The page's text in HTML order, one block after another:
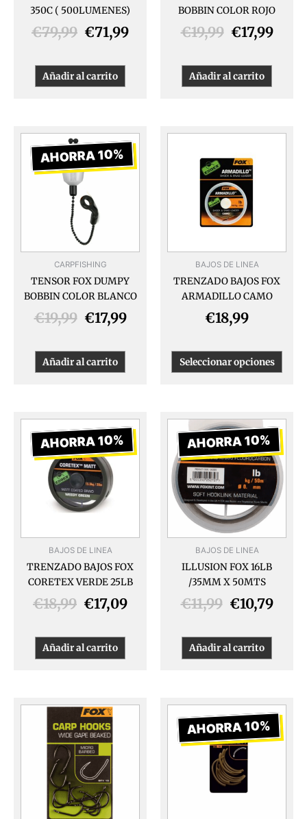
350C ( 500LUMENES)
€79,99 €71,99
Añadir al carrito
BOBBIN COLOR ROJO
€19,99 €17,99
Añadir al carrito
AHORRA 10%
CARPFISHING
TENSOR FOX DUMPY
BOBBIN COLOR BLANCO
€19,99
El
precio
original
€19,99.
€17,99
El
precio
actual
Añadir al carrito
BAJOS DE LINEA
TRENZADO BAJOS FOX
ARMADILLO CAMO
€18,99
Seleccionar opciones
Este
AHORRA 10%
BAJOS DE LINEA
TRENZADO BAJOS FOX
CORETEX VERDE 25LB
€18,99
El
precio
original
era:
€18,99.
€17,09
El
precio
actual
€17,09.
Añadir al carrito
AHORRA 10%
BAJOS DE LINEA
ILLUSION FOX 16LB
/35MM X 50MTS
€11,99
El
precio
original
era:
€11,99.
€10,79
El
es:
Añadir al carrito
Este
AHORRA 10%
El
precio
original
era:
€6,50.
El